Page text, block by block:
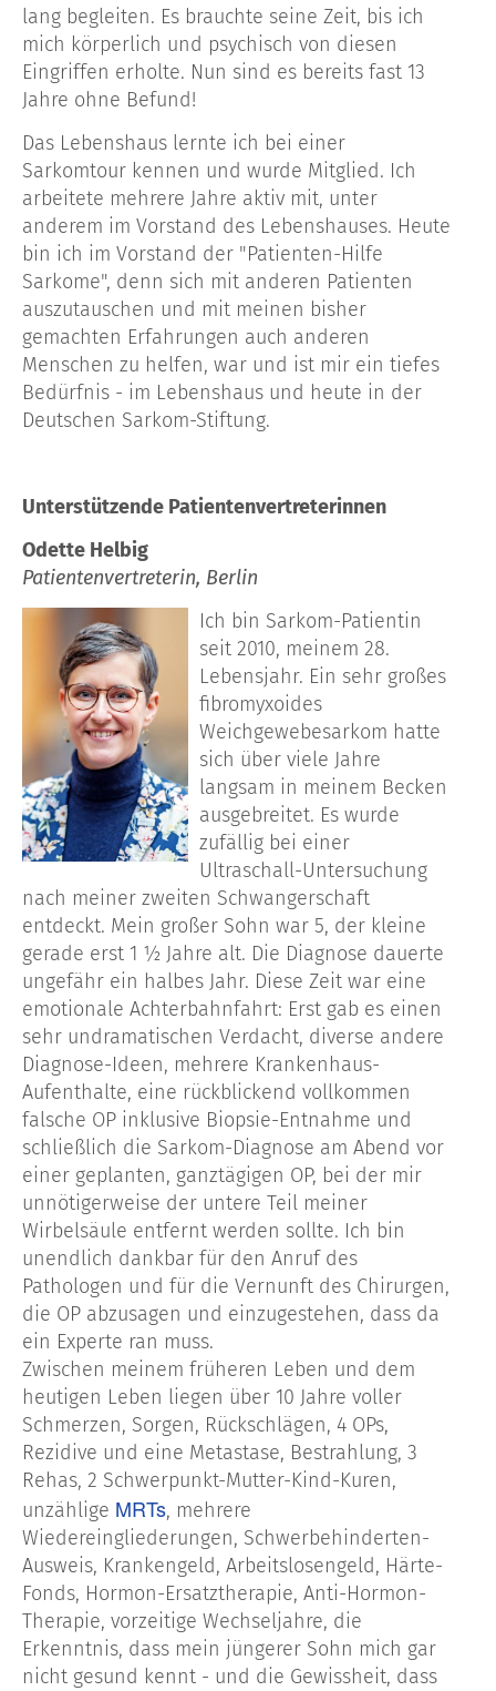
lang begleiten. Es brauchte seine Zeit, bis ich
mich körperlich und psychisch von diesen
Eingriffen erholte. Nun sind es bereits fast 13
Jahre ohne Befund!
Das Lebenshaus lernte ich bei einer
Sarkomtour kennen und wurde Mitglied. Ich
arbeitete mehrere Jahre aktiv mit, unter
anderem im Vorstand des Lebenshauses. Heute
bin ich im Vorstand der "Patienten-Hilfe
Sarkome", denn sich mit anderen Patienten
auszutauschen und mit meinen bisher
gemachten Erfahrungen auch anderen
Menschen zu helfen, war und ist mir ein tiefes
Bedürfnis - im Lebenshaus und heute in der
Deutschen Sarkom-Stiftung.
Unterstützende Patientenvertreterinnen
Odette Helbig
Patientenvertreterin, Berlin
Ich bin Sarkom-Patientin
seit 2010, meinem 28.
Lebensjahr. Ein sehr großes
fibromyxoides
Weichgewebesarkom hatte
sich über viele Jahre
langsam in meinem Becken
ausgebreitet. Es wurde
zufällig bei einer
Ultraschall-Untersuchung
nach meiner zweiten Schwangerschaft
entdeckt. Mein großer Sohn war 5, der kleine
gerade erst 1 ½ Jahre alt. Die Diagnose dauerte
ungefähr ein halbes Jahr. Diese Zeit war eine
emotionale Achterbahnfahrt: Erst gab es einen
sehr undramatischen Verdacht, diverse andere
Diagnose-Ideen, mehrere Krankenhaus-
Aufenthalte, eine rückblickend vollkommen
falsche OP inklusive Biopsie-Entnahme und
schließlich die Sarkom-Diagnose am Abend vor
einer geplanten, ganztägigen OP, bei der mir
unnötigerweise der untere Teil meiner
Wirbelsäule entfernt werden sollte. Ich bin
unendlich dankbar für den Anruf des
Pathologen und für die Vernunft des Chirurgen,
die OP abzusagen und einzugestehen, dass da
ein Experte ran muss.
Zwischen meinem früheren Leben und dem
heutigen Leben liegen über 10 Jahre voller
Schmerzen, Sorgen, Rückschlägen, 4 OPs,
Rezidive und eine Metastase, Bestrahlung, 3
Rehas, 2 Schwerpunkt-Mutter-Kind-Kuren,
unzählige MRTs, mehrere
Wiedereingliederungen, Schwerbehinderten-
Ausweis, Krankengeld, Arbeitslosengeld, Härte-
Fonds, Hormon-Ersatztherapie, Anti-Hormon-
Therapie, vorzeitige Wechseljahre, die
Erkenntnis, dass mein jüngerer Sohn mich gar
nicht gesund kennt - und die Gewissheit, dass